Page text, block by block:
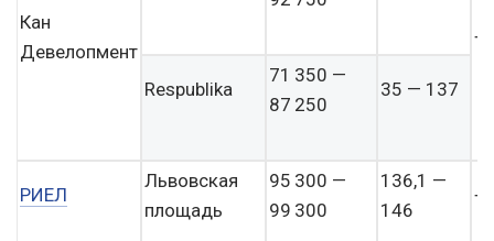
Кан
Девелопмент
+
Respublika
71 350 —
87 250
35 — 137
РИЕЛ
Львовская
площадь
95 300 —
99 300
136,1 —
146
+